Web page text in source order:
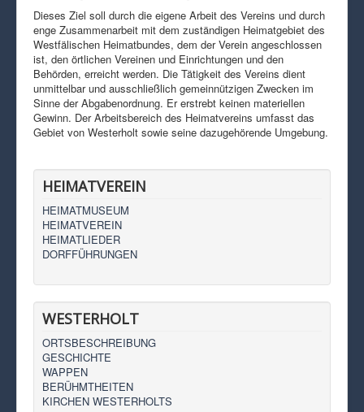
Dieses Ziel soll durch die eigene Arbeit des Vereins und durch
enge Zusammenarbeit mit dem zuständigen Heimatgebiet des
Westfälischen Heimatbundes, dem der Verein angeschlossen
ist, den örtlichen Vereinen und Einrichtungen und den
Behörden, erreicht werden. Die Tätigkeit des Vereins dient
unmittelbar und ausschließlich gemeinnützigen Zwecken im
Sinne der Abgabenordnung. Er erstrebt keinen materiellen
Gewinn. Der Arbeitsbereich des Heimatvereins umfasst das
Gebiet von Westerholt sowie seine dazugehörende Umgebung.
HEIMATVEREIN
HEIMATMUSEUM
HEIMATVEREIN
HEIMATLIEDER
DORFFÜHRUNGEN
WESTERHOLT
ORTSBESCHREIBUNG
GESCHICHTE
WAPPEN
BERÜHMTHEITEN
KIRCHEN WESTERHOLTS